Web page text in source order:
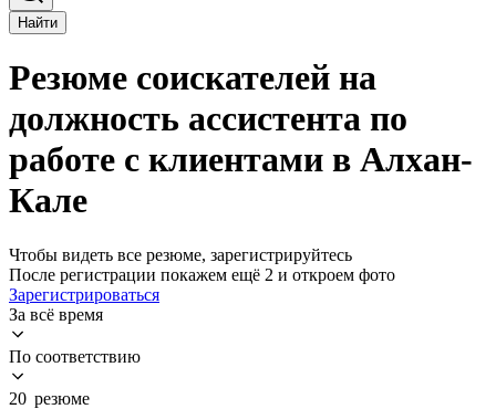
Найти
Резюме соискателей на
должность ассистента по
работе с клиентами в Алхан-
Кале
Чтобы видеть все резюме, зарегистрируйтесь
После регистрации покажем ещё 2 и откроем фото
Зарегистрироваться
За всё время
По соответствию
20 резюме